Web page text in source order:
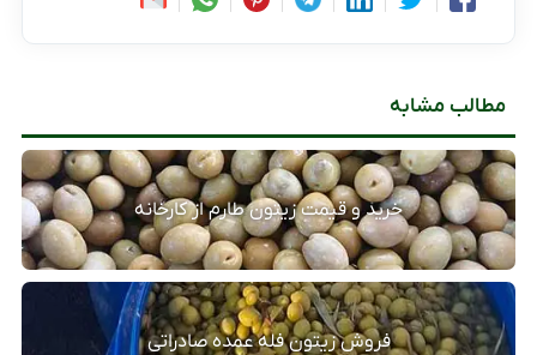
مطالب مشابه
خرید و قیمت زیتون طارم از کارخانه
فروش زیتون فله عمده صادراتی